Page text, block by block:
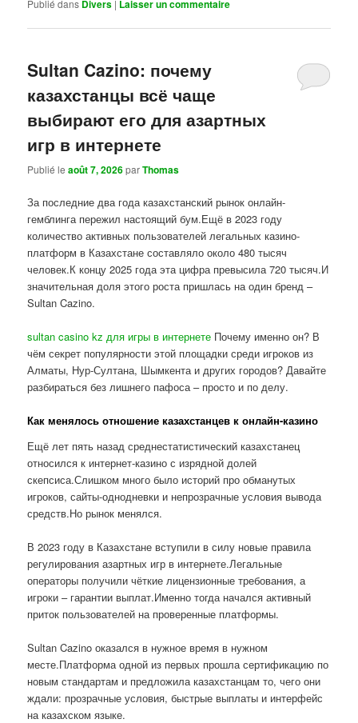
Publié dans Divers | Laisser un commentaire
Sultan Cazino: почему
казахстанцы всё чаще
выбирают его для азартных
игр в интернете
Publié leaoût 7, 2026parThomas
За последние два года казахстанский рынок онлайн-
гемблинга пережил настоящий бум.Ещё в 2023 году
количество активных пользователей легальных казино-
платформ в Казахстане составляло около 480 тысяч
человек.К концу 2025 года эта цифра превысила 720 тысяч.И
значительная доля этого роста пришлась на один бренд –
Sultan Cazino.
sultan casino kz для игры в интернете Почему именно он? В
чём секрет популярности этой площадки среди игроков из
Алматы, Нур-Султана, Шымкента и других городов? Давайте
разбираться без лишнего пафоса – просто и по делу.
Как менялось отношение казахстанцев к онлайн-казино
Ещё лет пять назад среднестатистический казахстанец
относился к интернет-казино с изрядной долей
скепсиса.Слишком много было историй про обманутых
игроков, сайты-однодневки и непрозрачные условия вывода
средств.Но рынок менялся.
В 2023 году в Казахстане вступили в силу новые правила
регулирования азартных игр в интернете.Легальные
операторы получили чёткие лицензионные требования, а
игроки – гарантии выплат.Именно тогда начался активный
приток пользователей на проверенные платформы.
Sultan Cazino оказался в нужное время в нужном
месте.Платформа одной из первых прошла сертификацию по
новым стандартам и предложила казахстанцам то, чего они
ждали: прозрачные условия, быстрые выплаты и интерфейс
на казахском языке.